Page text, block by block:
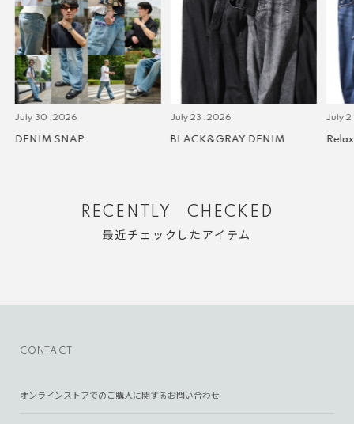
July 30 ,2026
DENIM SNAP
July 23 ,2026
BLACK&GRAY DENIM
July 2
Relax
RECENTLY CHECKED
最近チェックしたアイテム
CONTACT
オンラインストアでのご購入に関するお問い合わせ